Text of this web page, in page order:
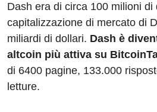
Dash era di circa 100 milioni
capitalizzazione di mercato di
miliardi di dollari. Dash è
altcoin più attiva su
di 6400 pagine, 133.000
letture.